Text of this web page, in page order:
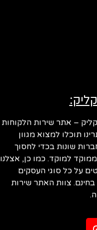
– אתר שירות הלקוחות
תוכלו למצוא מגוון
שונות בכדי לחסוך
למוקד. כמו כן, אצלנו
על כל סוגי העסקים
צוות האתר שירות